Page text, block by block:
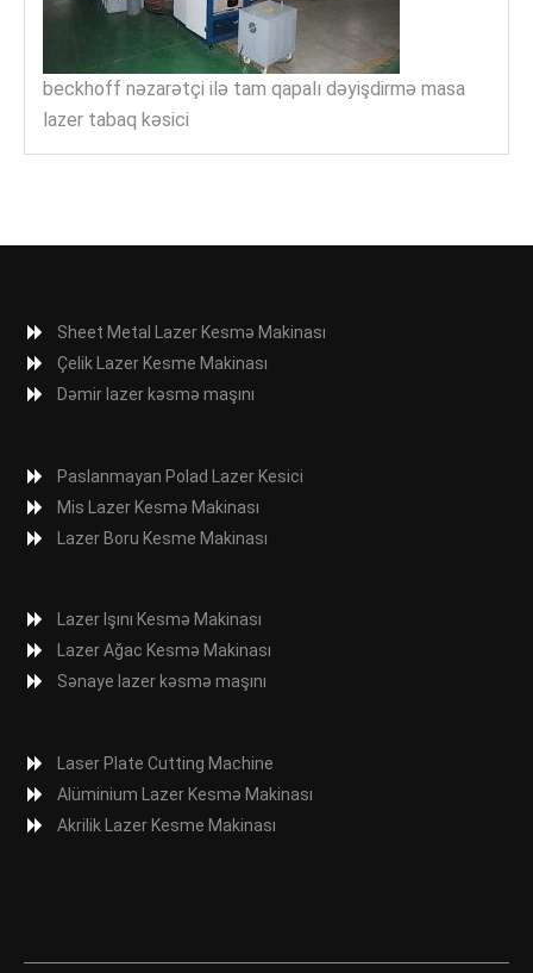
beckhoff nəzarətçi ilə tam qapalı dəyişdirmə masa
lazer tabaq kəsici
Sheet Metal Lazer Kesmə Makinası
Çelik Lazer Kesme Makinası
Dəmir lazer kəsmə maşını
Paslanmayan Polad Lazer Kesici
Mis Lazer Kesmə Makinası
Lazer Boru Kesme Makinası
Lazer Işını Kesmə Makinası
Lazer Ağac Kesmə Makinası
Sənaye lazer kəsmə maşını
Laser Plate Cutting Machine
Alüminium Lazer Kesmə Makinası
Akrilik Lazer Kesme Makinası